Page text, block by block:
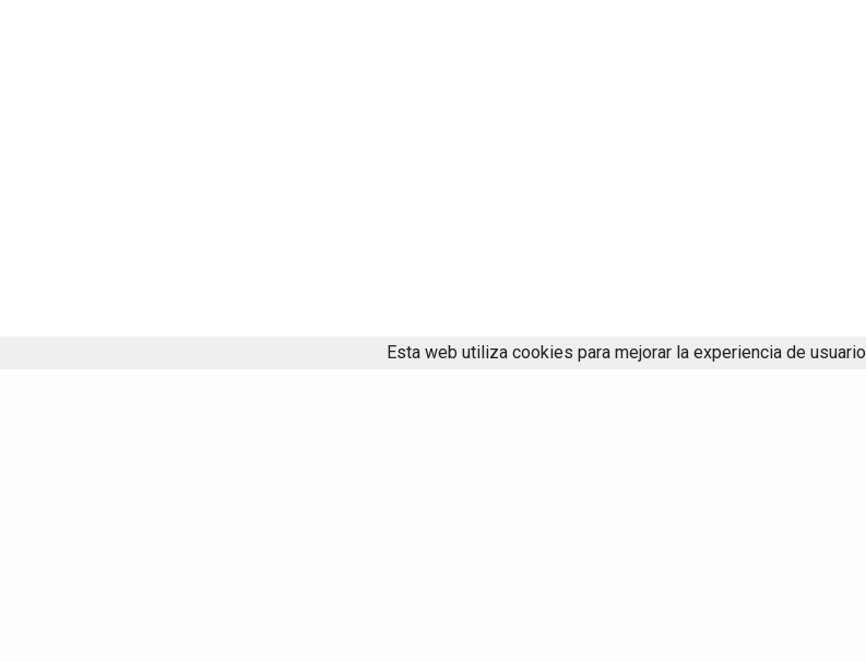
Esta web utiliza cookies para mejorar la experiencia de usuario